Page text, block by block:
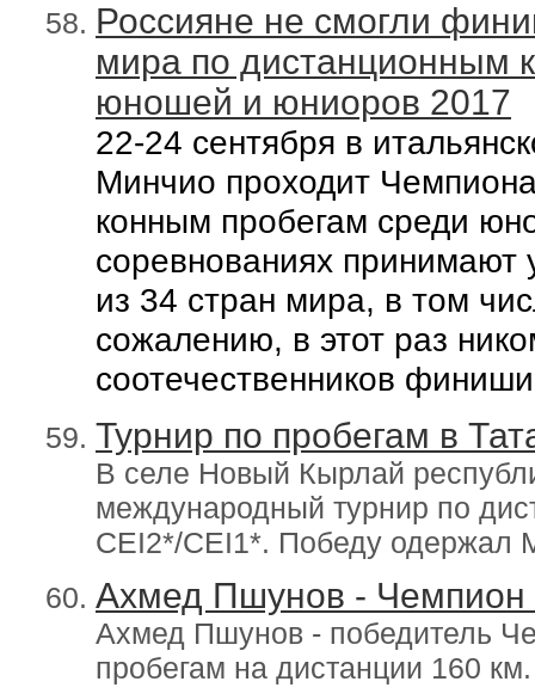
Россияне не смогли
мира по дистанционным
юношей и юниоров 2017
22-24 сентября в
Минчио проходит
конным пробегам cреди
соревнованиях принимают
из 34 стран мира, в том
сожалению, в этот раз
соотечественников
Турнир по пробегам в
В селе Новый Кырлай
международный турнир по
CEI2*/CEI1*. Победу одержал
Ахмед Пшунов - Чемпион
Ахмед Пшунов - победитель
пробегам на дистанции 160 км.